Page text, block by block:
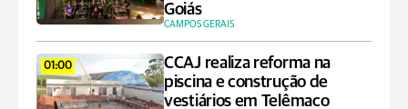
Goiás
CAMPOS GERAIS
01:00
CCAJ realiza reforma na
piscina e construção de
vestiários em Telêmaco